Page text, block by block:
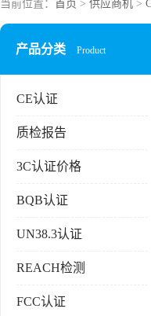
当前位置： 首页 > 供应商机 >
产品分类 Product
CE认证
质检报告
3C认证价格
BQB认证
UN38.3认证
REACH检测
FCC认证